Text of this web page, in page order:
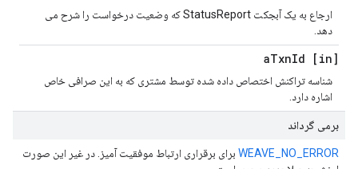
ارجاع به یک آبجکت StatusReport که وضعیت درخواست را شرح می
دهد.
[in] a
TxnId
شناسه تراکنش اختصاص داده شده توسط مشتری که به این صرافی خاص
اشاره دارد.
برمی گرداند
WEAVE_NO_ERROR برای برقراری ارتباط موفقیت آمیز. در غیر این صورت